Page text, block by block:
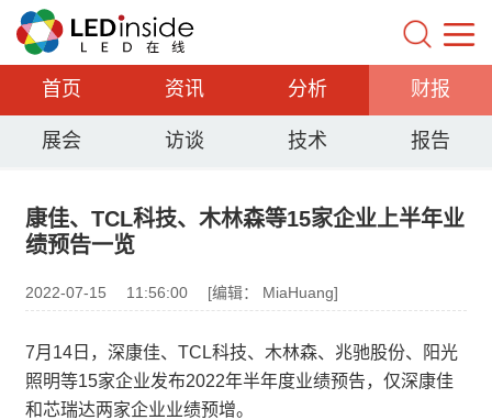
首页 资讯 分析 财报
展会 访谈 技术 报告
康佳、TCL科技、木林森等15家企业上半年业
绩预告一览
2022-07-15 11:56:00 [编辑： MiaHuang]
7月14日，深康佳、TCL科技、木林森、兆驰股份、阳光
照明等15家企业发布2022年半年度业绩预告，仅深康佳
和芯瑞达两家企业业绩预增。